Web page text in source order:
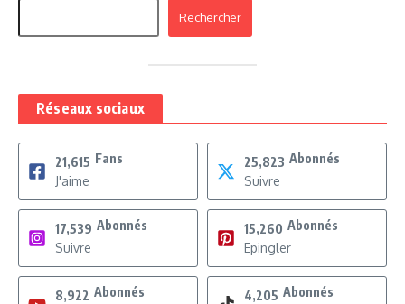
Rechercher
Réseaux sociaux
21,615 Fans
J'aime
25,823 Abonnés
Suivre
17,539 Abonnés
Suivre
15,260 Abonnés
Epingler
8,922 Abonnés
4,205 Abonnés